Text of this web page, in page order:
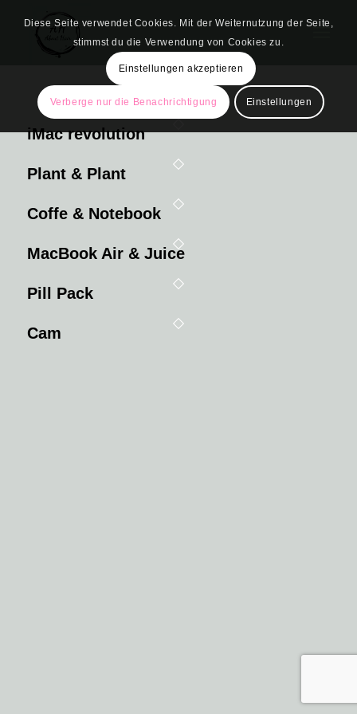
iMac revolution
Plant & Plant
Coffe & Notebook
MacBook Air & Juice
Pill Pack
Cam
Diese Seite verwendet Cookies. Mit der Weiternutzung der Seite,
stimmst du die Verwendung von Cookies zu.
Einstellungen akzeptieren
Verberge nur die Benachrichtigung Einstellungen